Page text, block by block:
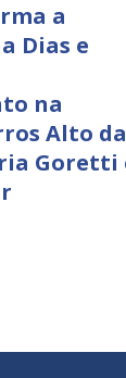
a
Dias e
na
Alto da
Goretti